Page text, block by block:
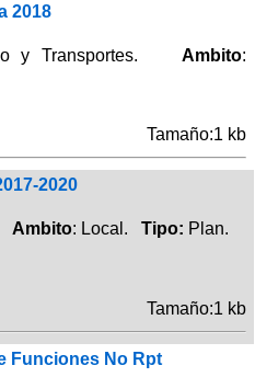
2018
y Transportes. Ambito:
Tamaño:1 kb
2020
Ambito: Local. Tipo: Plan.
Tamaño:1 kb
Funciones No Rpt